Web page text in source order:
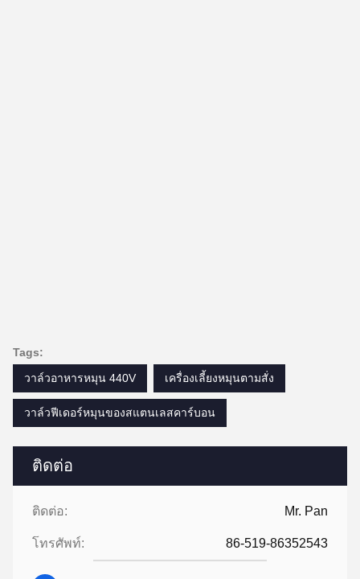
ติดต่อ
ติดต่อ: Mr. Pan
โทรศัพท์: 86-519-86352543
Tags:
วาล์วอาหารหมุน 440V
เครื่องเลี้ยงหมุนตามสั่ง
วาล์วฟีเดอร์หมุนของสแตนเลสคาร์บอน